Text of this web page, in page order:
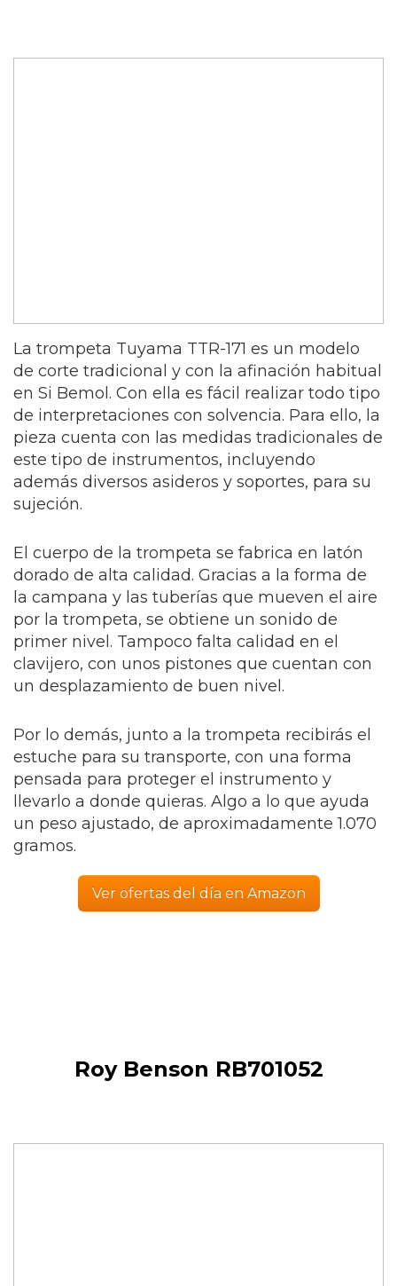
La trompeta Tuyama TTR-171 es un modelo
de corte tradicional y con la afinación habitual
en Si Bemol. Con ella es fácil realizar todo tipo
de interpretaciones con solvencia. Para ello, la
pieza cuenta con las medidas tradicionales de
este tipo de instrumentos, incluyendo
además diversos asideros y soportes, para su
sujeción.
El cuerpo de la trompeta se fabrica en latón
dorado de alta calidad. Gracias a la forma de
la campana y las tuberías que mueven el aire
por la trompeta, se obtiene un sonido de
primer nivel. Tampoco falta calidad en el
clavijero, con unos pistones que cuentan con
un desplazamiento de buen nivel.
Por lo demás, junto a la trompeta recibirás el
estuche para su transporte, con una forma
pensada para proteger el instrumento y
llevarlo a donde quieras. Algo a lo que ayuda
un peso ajustado, de aproximadamente 1.070
gramos.
Ver ofertas del día en Amazon
Roy Benson RB701052